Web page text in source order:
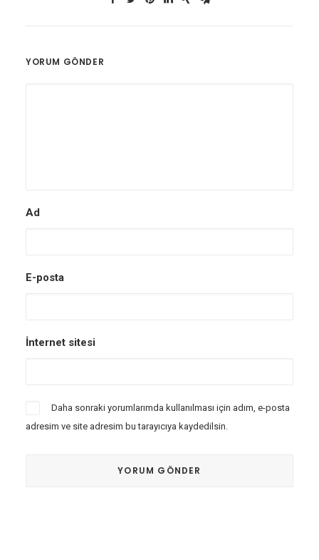
YORUM GÖNDER
Ad
E-posta
İnternet sitesi
Daha sonraki yorumlarımda kullanılması için adım, e-posta
adresim ve site adresim bu tarayıcıya kaydedilsin.